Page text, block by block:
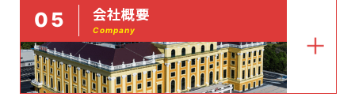
05 会社概要
Company